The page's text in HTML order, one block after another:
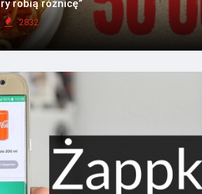
robią różnicę”
2832